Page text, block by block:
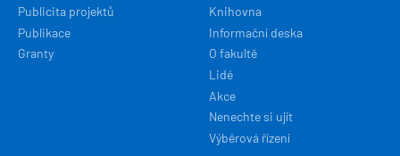
Publicita projektů
Publikace
Granty
Knihovna
Informační deska
O fakultě
Lidé
Akce
Nenechte si ujít
Výběrová řízení